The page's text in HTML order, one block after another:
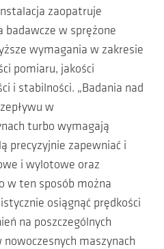
zaopatruje
badawcze w sprężone
wymagania w zakresie
pomiaru, jakości
i stabilności. „Badania nad
w
turbo wymagają
precyzyjnie zapewniać i
i wylotowe oraz
w ten sposób można
osiągnąć prędkości
na poszczególnych
maszynach